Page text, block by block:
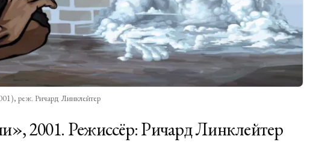
реж. Ричард Линклейтер
2001. Режиссёр: Ричард Линклейтер